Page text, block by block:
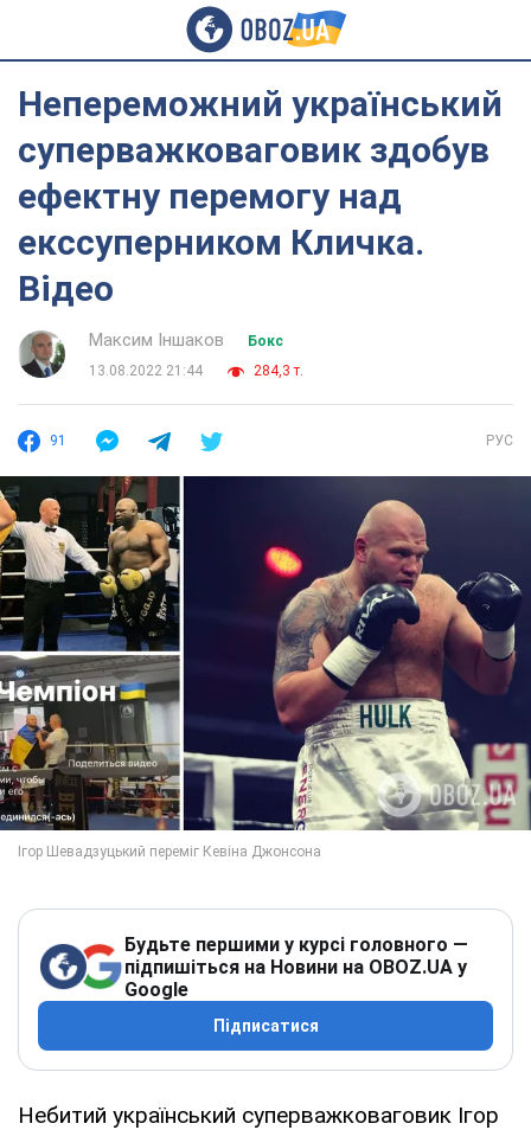
Непереможний український
суперважковаговик здобув
ефектну перемогу над
екссуперником Кличка.
Відео
Максим Іншаков
Бокс
13.08.2022 21:44
284,3 т.
91 РУС
Будьте першими у курсі головного —
підпишіться на Новини на OBOZ.UA у
Google
Підписатися
Небитий український суперважковаговик Ігор